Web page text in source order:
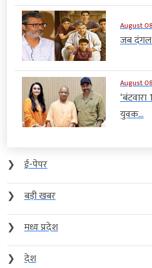
August
जब दंगल
August
युवक...
❯
ई-पेपर
❯
बड़ी खबर
❯
मध्य प्रदेश
❯
देश